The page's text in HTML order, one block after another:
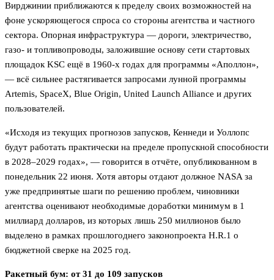
Вирджинии приближаются к пределу своих возможностей на
фоне ускоряющегося спроса со стороны агентства и частного
сектора. Опорная инфраструктура — дороги, электричество,
газо- и топливопроводы, заложившие основу сети стартовых
площадок KSC ещё в 1960-х годах для программы «Аполлон»,
— всё сильнее растягивается запросами лунной программы
Artemis, SpaceX, Blue Origin, United Launch Alliance и других
пользователей.
«Исходя из текущих прогнозов запусков, Кеннеди и Уоллопс
будут работать практически на пределе пропускной способности
в 2028–2029 годах», — говорится в отчёте, опубликованном в
понедельник 22 июня. Хотя авторы отдают должное NASA за
уже предпринятые шаги по решению проблем, чиновники
агентства оценивают необходимые доработки минимум в 1
миллиард долларов, из которых лишь 250 миллионов было
выделено в рамках прошлогоднего законопроекта H.R.1 о
бюджетной сверке на 2025 год.
Ракетный бум: от 31 до 109 запусков